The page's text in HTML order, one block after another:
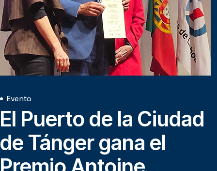
Evento
El Puerto de la Ciudad
de Tánger gana el